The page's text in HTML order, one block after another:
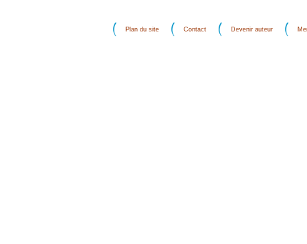
Plan du site Contact Devenir auteur